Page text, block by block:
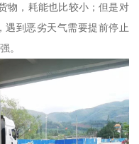
物，耗能也比较小；但是对
遇到恶劣天气需要提前停止
。